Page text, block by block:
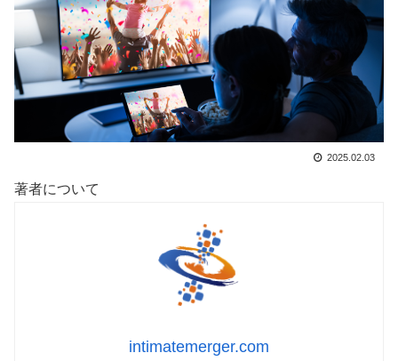
2025.02.03
著者について
intimatemerger.com